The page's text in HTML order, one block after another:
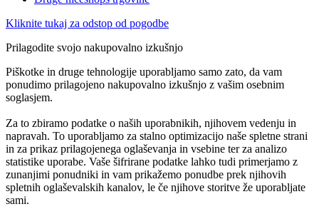
Kliknite tukaj za odstop od pogodbe
Prilagodite svojo nakupovalno izkušnjo
Piškotke in druge tehnologije uporabljamo samo zato, da vam
ponudimo prilagojeno nakupovalno izkušnjo z vašim osebnim
soglasjem.
Za to zbiramo podatke o naših uporabnikih, njihovem vedenju in
napravah. To uporabljamo za stalno optimizacijo naše spletne strani
in za prikaz prilagojenega oglaševanja in vsebine ter za analizo
statistike uporabe. Vaše šifrirane podatke lahko tudi primerjamo z
zunanjimi ponudniki in vam prikažemo ponudbe prek njihovih
spletnih oglaševalskih kanalov, le če njihove storitve že uporabljate
sami.